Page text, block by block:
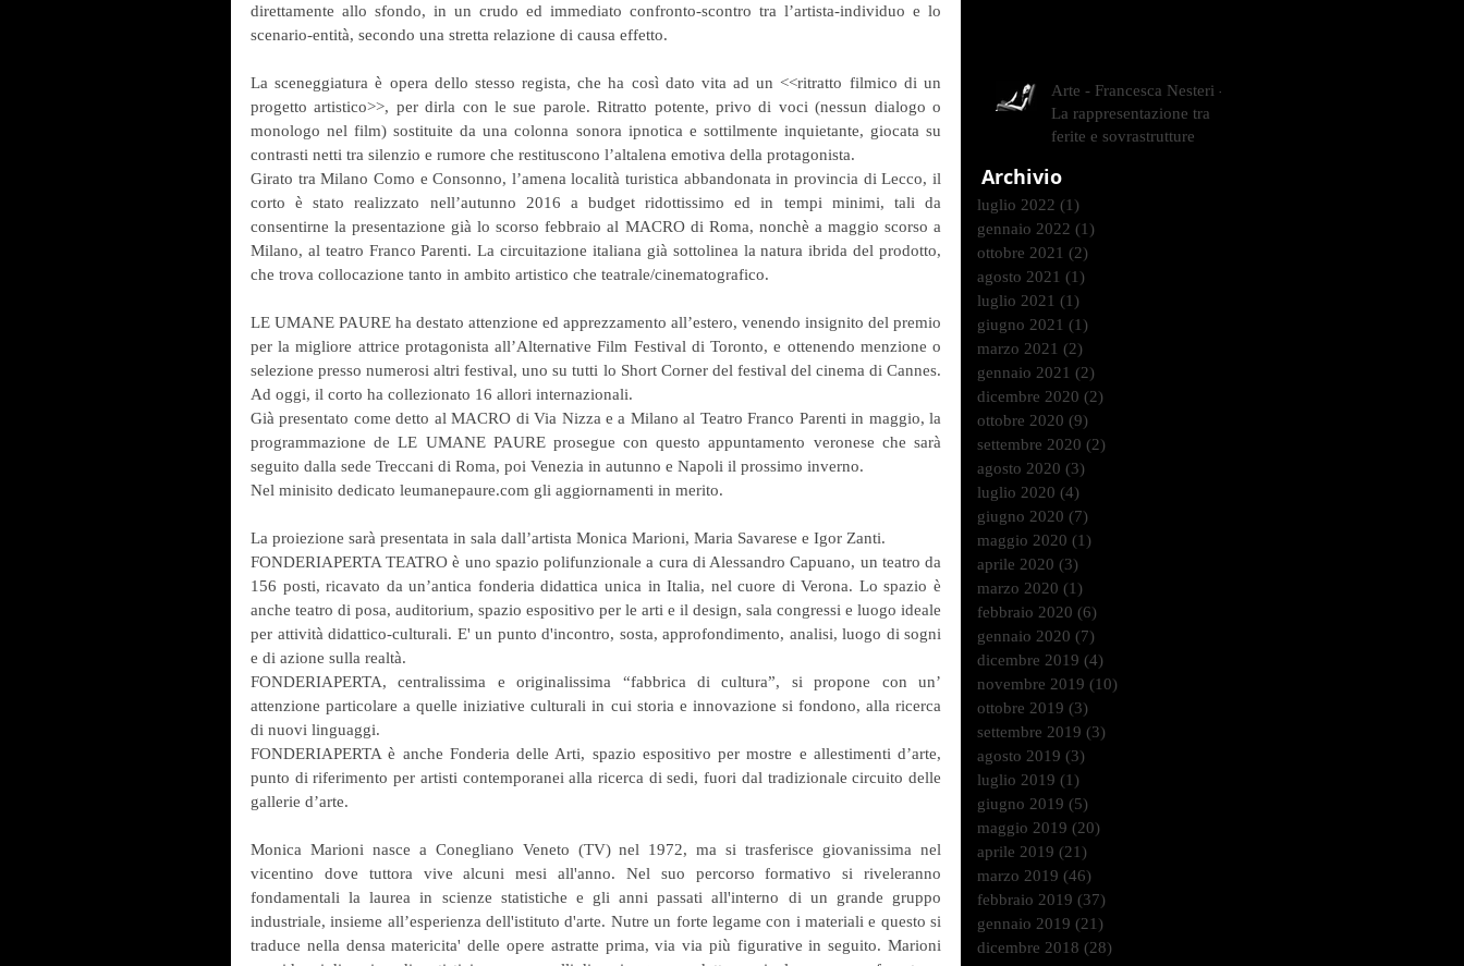
direttamente allo sfondo, in un crudo ed immediato confronto-scontro tra l’artista-individuo e lo
scenario-entità, secondo una stretta relazione di causa effetto.
La sceneggiatura è opera dello stesso regista, che ha così dato vita ad un <<ritratto filmico di un
progetto artistico>>, per dirla con le sue parole. Ritratto potente, privo di voci (nessun dialogo o
monologo nel film) sostituite da una colonna sonora ipnotica e sottilmente inquietante, giocata su
contrasti netti tra silenzio e rumore che restituscono l’altalena emotiva della protagonista.
Girato tra Milano Como e Consonno, l’amena località turistica abbandonata in provincia di Lecco, il
corto è stato realizzato nell’autunno 2016 a budget ridottissimo ed in tempi minimi, tali da
consentirne la presentazione già lo scorso febbraio al MACRO di Roma, nonchè a maggio scorso a
Milano, al teatro Franco Parenti. La circuitazione italiana già sottolinea la natura ibrida del prodotto,
che trova collocazione tanto in ambito artistico che teatrale/cinematografico.
LE UMANE PAURE ha destato attenzione ed apprezzamento all’estero, venendo insignito del premio
per la migliore attrice protagonista all’Alternative Film Festival di Toronto, e ottenendo menzione o
selezione presso numerosi altri festival, uno su tutti lo Short Corner del festival del cinema di Cannes.
Ad oggi, il corto ha collezionato 16 allori internazionali.
Già presentato come detto al MACRO di Via Nizza e a Milano al Teatro Franco Parenti in maggio, la
programmazione de LE UMANE PAURE prosegue con questo appuntamento veronese che sarà
seguito dalla sede Treccani di Roma, poi Venezia in autunno e Napoli il prossimo inverno.
Nel minisito dedicato leumanepaure.com gli aggiornamenti in merito.
La proiezione sarà presentata in sala dall’artista Monica Marioni, Maria Savarese e Igor Zanti.
FONDERIAPERTA TEATRO è uno spazio polifunzionale a cura di Alessandro Capuano, un teatro da
156 posti, ricavato da un’antica fonderia didattica unica in Italia, nel cuore di Verona. Lo spazio è
anche teatro di posa, auditorium, spazio espositivo per le arti e il design, sala congressi e luogo ideale
per attività didattico-culturali. E' un punto d'incontro, sosta, approfondimento, analisi, luogo di sogni
e di azione sulla realtà.
FONDERIAPERTA, centralissima e originalissima “fabbrica di cultura”, si propone con un’
attenzione particolare a quelle iniziative culturali in cui storia e innovazione si fondono, alla ricerca
di nuovi linguaggi.
FONDERIAPERTA è anche Fonderia delle Arti, spazio espositivo per mostre e allestimenti d’arte,
punto di riferimento per artisti contemporanei alla ricerca di sedi, fuori dal tradizionale circuito delle
gallerie d’arte.
Monica Marioni nasce a Conegliano Veneto (TV) nel 1972, ma si trasferisce giovanissima nel
vicentino dove tuttora vive alcuni mesi all'anno. Nel suo percorso formativo si riveleranno
fondamentali la laurea in scienze statistiche e gli anni passati all'interno di un grande gruppo
industriale, insieme all’esperienza dell'istituto d'arte. Nutre un forte legame con i materiali e questo si
traduce nella densa matericita' delle opere astratte prima, via via più figurative in seguito. Marioni
Arte - Francesca Nesteri -
La rappresentazione tra
ferite e sovrastrutture
Archivio
luglio 2022 (1)
gennaio 2022 (1)
ottobre 2021 (2)
agosto 2021 (1)
luglio 2021 (1)
giugno 2021 (1)
marzo 2021 (2)
gennaio 2021 (2)
dicembre 2020 (2)
ottobre 2020 (9)
settembre 2020 (2)
agosto 2020 (3)
luglio 2020 (4)
giugno 2020 (7)
maggio 2020 (1)
aprile 2020 (3)
marzo 2020 (1)
febbraio 2020 (6)
gennaio 2020 (7)
dicembre 2019 (4)
novembre 2019 (10)
ottobre 2019 (3)
settembre 2019 (3)
agosto 2019 (3)
luglio 2019 (1)
giugno 2019 (5)
maggio 2019 (20)
aprile 2019 (21)
marzo 2019 (46)
febbraio 2019 (37)
gennaio 2019 (21)
dicembre 2018 (28)